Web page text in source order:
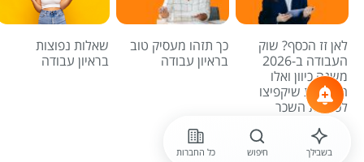
לאן זז הכסף? שוק
העבודה ב-2026
משנה כיוון ואלו
המשרות שיקפיצו
לכם את השכר
כך תזהו מעסיק טוב
בראיון עבודה
שאלות נפוצות
בראיון עבודה
לכל הכתבות
בשבילך חיפוש כל החברות